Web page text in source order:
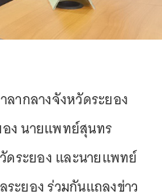
ากลางจังหวัดระยอง
ง นายแพทย์สุนทร
ระยอง และนายแพทย์
ะยอง ร่วมกันแถลงข่าว